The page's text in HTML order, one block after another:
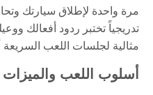
مرة واحدة لإطلاق سيارتك
تدريجياً تختبر ردود أفعالك
مثالية لجلسات اللعب
أسلوب اللعب والميزات